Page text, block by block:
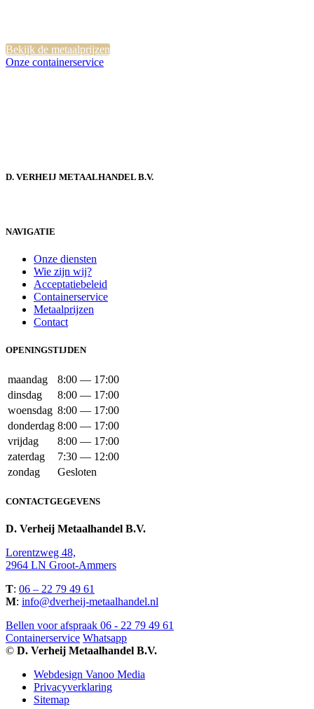
Bekijk de metaalprijzen
Onze containerservice
D. VERHEIJ METAALHANDEL B.V.
NAVIGATIE
Onze diensten
Wie zijn wij?
Acceptatiebeleid
Containerservice
Metaalprijzen
Contact
OPENINGSTIJDEN
maandag
8:00 — 17:00
dinsdag
8:00 — 17:00
woensdag 8:00 — 17:00
donderdag 8:00 — 17:00
vrijdag
8:00 — 17:00
zaterdag
7:30 — 12:00
zondag
Gesloten
CONTACTGEGEVENS
D. Verheij Metaalhandel B.V.
Lorentzweg 48,
2964 LN Groot-Ammers
T: 06 – 22 79 49 61
M: info@dverheij-metaalhandel.nl
Bellen voor afspraak 06 - 22 79 49 61
Containerservice Whatsapp
© D. Verheij Metaalhandel B.V.
Webdesign Vanoo Media
Privacyverklaring
Sitemap